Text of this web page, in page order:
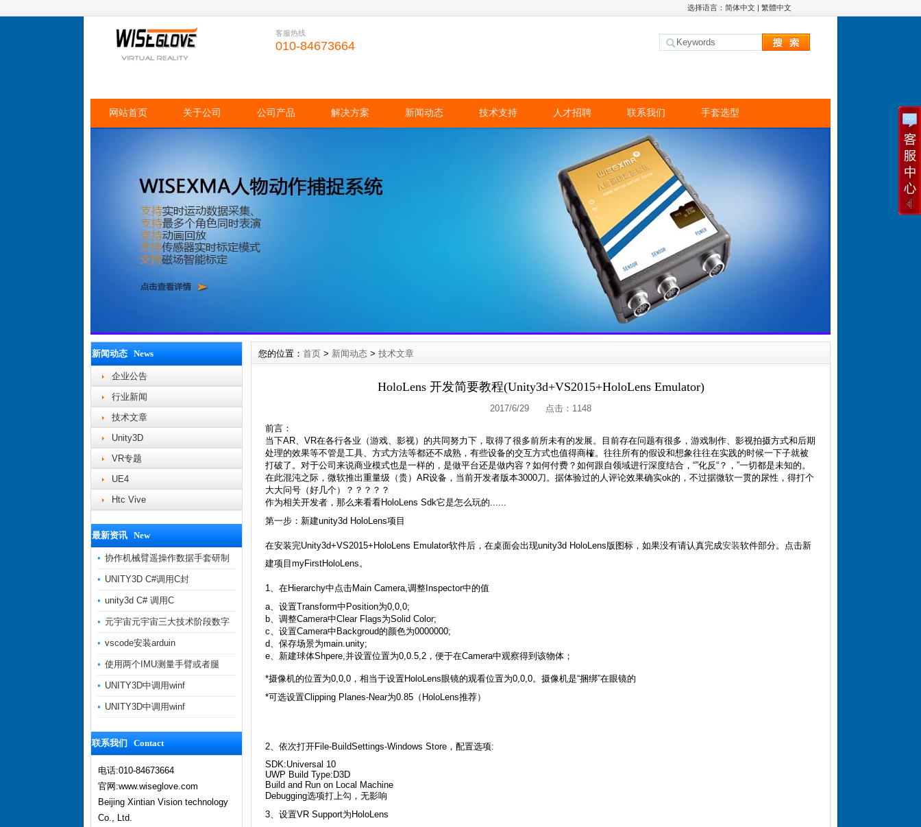
选择语言： 简体中文 | 繁體中文
客服热线
010-84673664
网站首页 关于公司 公司产品 解决方案 新闻动态 技术支持 人才招聘 联系我们 手套选型
新闻动态 News
企业公告
行业新闻
技术文章
Unity3D
VR专题
UE4
Htc Vive
最新资讯 New
协作机械臂遥操作数据手套研制
UNITY3D C#调用C封
unity3d C# 调用C
元宇宙元宇宙三大技术阶段数字
vscode安装arduin
使用两个IMU测量手臂或者腿
UNITY3D中调用winf
UNITY3D中调用winf
联系我们 Contact
电话:010-84673664
官网:www.wiseglove.com
Beijing Xintian Vision technology
Co., Ltd.
您的位置： 首页 > 新闻动态 > 技术文章
HoloLens 开发简要教程(Unity3d+VS2015+HoloLens Emulator)
2017/6/29 点击： 1148
前言：
当下AR、VR在各行各业（游戏、影视）的共同努力下，取得了很多前所未有的发展。目前存在问题有很多，游戏制作、影视拍摄方式和后期
处理的效果等不管是工具、方式方法等都还不成熟，有些设备的交互方式也值得商榷。往往所有的假设和想象往往在实践的时候一下子就被
打破了。对于公司来说商业模式也是一样的，是做平台还是做内容？如何付费？如何跟自领域进行深度结合，“”化反“？，”一切都是未知的。
在此混沌之际，微软推出重量级（贵）AR设备，当前开发者版本3000刀。据体验过的人评论效果确实ok的，不过据微软一贯的尿性，得打个
大大问号（好几个）？？？？？
作为相关开发者，那么来看看HoloLens Sdk它是怎么玩的......
第一步：新建unity3d HoloLens项目
在安装完Unity3d+VS2015+HoloLens Emulator软件后，在桌面会出现unity3d HoloLens版图标，如果没有请认真完成安装软件部分。点击新
建项目myFirstHoloLens。
1、在Hierarchy中点击Main Camera,调整Inspector中的值
a、设置Transform中Position为0,0,0;
b、调整Camera中Clear Flags为Solid Color;
c、设置Camera中Backgroud的颜色为0000000;
d、保存场景为main.unity;
e、新建球体Shpere,并设置位置为0,0.5,2，便于在Camera中观察得到该物体；
*摄像机的位置为0,0,0，相当于设置HoloLens眼镜的观看位置为0,0,0。摄像机是“捆绑”在眼镜的
*可选设置Clipping Planes-Near为0.85（HoloLens推荐）
2、依次打开File-BuildSettings-Windows Store，配置选项:
SDK:Universal 10
UWP Build Type:D3D
Build and Run on Local Machine
Debugging选项打上勾，无影响
3、设置VR Support为HoloLens